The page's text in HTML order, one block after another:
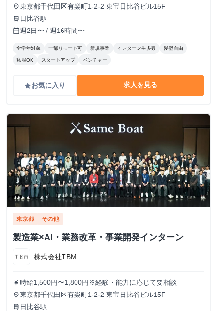
place東京都千代田区有楽町1-2-2 東宝日比谷ビル15F
train 日比谷駅
calendar_today週2日〜 / 週16時間〜
全学年対象 一部リモート可 新規事業 インターン生多数 髪型自由
私服OK スタートアップ ベンチャー
gradeお気に入り 求人を見る
東京都 その他
製造業×AI・業務改革・事業開発インターン
株式会社TBM
currency_yen 時給1,500円〜1,800円※経験・能力に応じて要相談
place東京都千代田区有楽町1-2-2 東宝日比谷ビル15F
train 日比谷駅